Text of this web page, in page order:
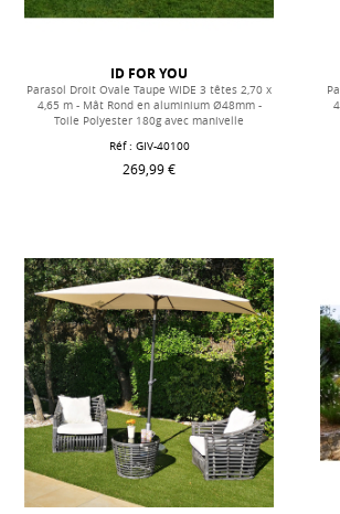
ID FOR YOU
Parasol Droit Ovale Taupe WIDE 3 têtes 2,70 x
4,65 m - Mât Rond en aluminium Ø48mm -
Toile Polyester 180g avec manivelle
Réf : GIV-40100
269,99 €